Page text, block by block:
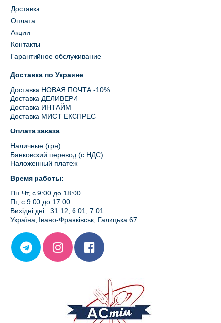
Доставка
Оплата
Акции
Контакты
Гарантийное обслуживание
Доставка по Украине
Доставка НОВАЯ ПОЧТА -10%
Доставка ДЕЛИВЕРИ
Доставка ИНТАЙМ
Доставка МИСТ ЕКСПРЕС
Оплата заказа
Наличные (грн)
Банковский перевод (с НДС)
Наложенный платеж
Время работы:
Пн-Чт, с 9:00 до 18:00
Пт, с 9:00 до 17:00
Вихідні дні : 31.12, 6.01, 7.01
Україна, Івано-Франківськ, Галицька 67